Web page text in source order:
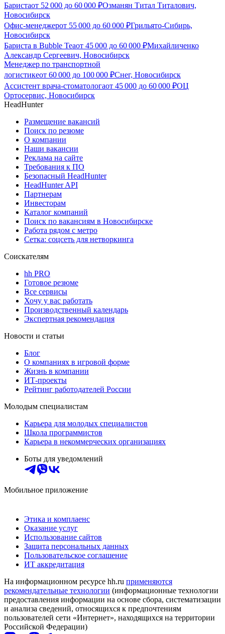
Баристаот 52 000 до 60 000 ₽Озманян Титал Титалович,
Новосибирск
Офис-менеджерот 55 000 до 60 000 ₽Грильято-Сибирь,
Новосибирск
Бариста в Bubble Teaот 45 000 до 60 000 ₽Михайличенко
Александр Сергеевич, Новосибирск
Менеджер по транспортной
логистикеот 60 000 до 100 000 ₽Снег, Новосибирск
Ассистент врача-стоматологаот 45 000 до 60 000 ₽ОЦ
Ортосервис, Новосибирск
HeadHunter
Размещение вакансий
Поиск по резюме
О компании
Наши вакансии
Реклама на сайте
Требования к ПО
Безопасный HeadHunter
HeadHunter API
Партнерам
Инвесторам
Каталог компаний
Поиск по вакансиям в Новосибирске
Работа рядом с метро
Сетка: соцсеть для нетворкинга
Соискателям
hh PRO
Готовое резюме
Все сервисы
Хочу у вас работать
Производственный календарь
Экспертная рекомендация
Новости и статьи
Блог
О компаниях в игровой форме
Жизнь в компании
ИТ-проекты
Рейтинг работодателей России
Молодым специалистам
Карьера для молодых специалистов
Школа программистов
Карьера в некоммерческих организациях
Боты для уведомлений
Мобильное приложение
Этика и комплаенс
Оказание услуг
Использование сайтов
Защита персональных данных
Пользовательское соглашение
ИТ аккредитация
На информационном ресурсе hh.ru применяются
рекомендательные технологии (информационные технологии
предоставления информации на основе сбора, систематизации
и анализа сведений, относящихся к предпочтениям
пользователей сети «Интернет», находящихся на территории
Российской Федерации)